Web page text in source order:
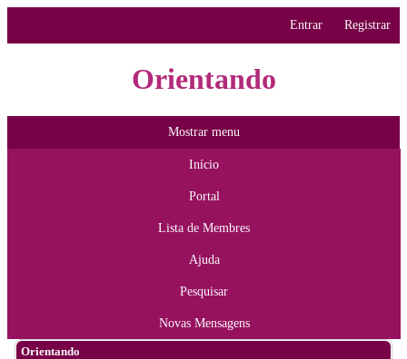
Entrar Registrar
Orientando
Mostrar menu
Início
Portal
Lista de Membres
Ajuda
Pesquisar
Novas Mensagens
Orientando